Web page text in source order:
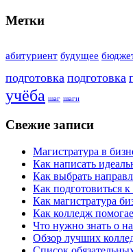
Метки
абитуриент будущее
подготовка подготовка
учёба шаг шаги
Свежие записи
Магистратура в
Как написать
Как выбрать
Как подготовиться
Как магистратура
Как колледж
Что нужно знать о
Обзор лучших